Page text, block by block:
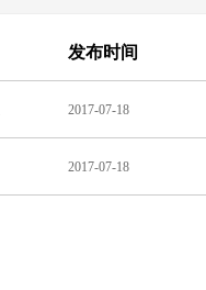
发布时间
2017-07-18
2017-07-18